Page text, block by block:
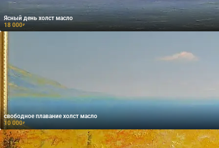
Ясный день холст масло
18 000₽
свободное плавание холст масло
10 000₽